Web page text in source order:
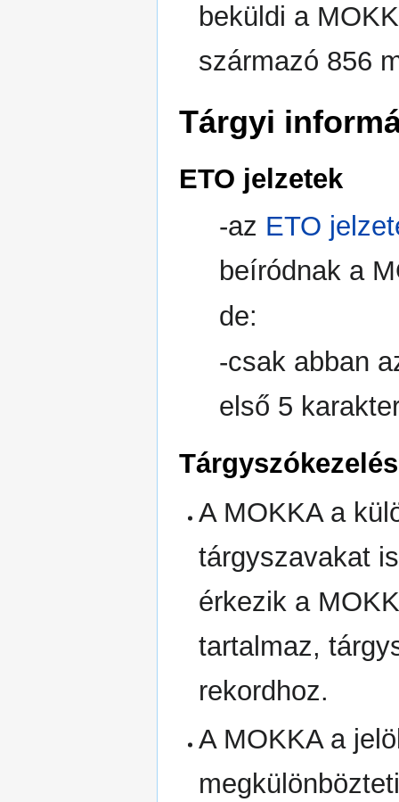
beküldi a
származó 856
Tárgyi
ETO jelzetek
-az ETO
beíródnak a
de:
-csak abban
első 5
Tárgyszókezelés
A MOKKA a
tárgyszavakat
érkezik a
tartalmaz,
rekordhoz.
A MOKKA a